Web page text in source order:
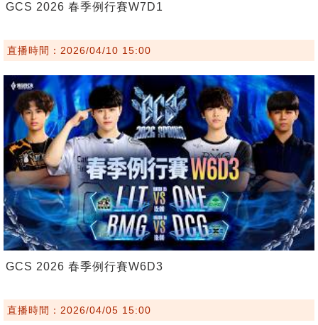
GCS 2026 春季例行賽W7D1
直播時間：2026/04/10 15:00
GCS 2026 春季例行賽W6D3
直播時間：2026/04/05 15:00